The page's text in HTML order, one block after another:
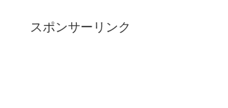
スポンサーリンク